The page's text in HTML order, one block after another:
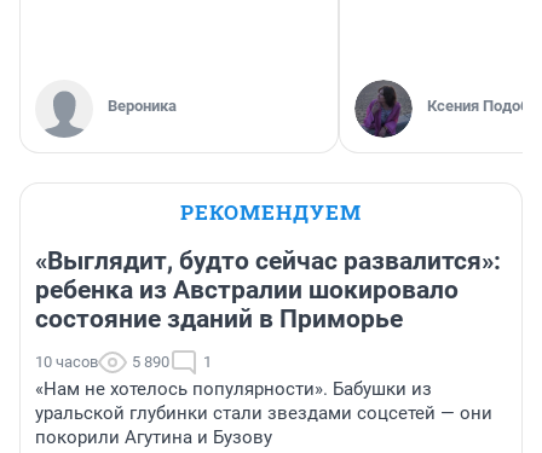
Вероника Ксения
РЕКОМЕНДУЕМ
«Выглядит, будто сейчас развалится»:
ребенка из Австралии шокировало
состояние зданий в Приморье
10 часов 5 890 1
«Нам не хотелось популярности». Бабушки из
уральской глубинки стали звездами соцсетей — они
покорили Агутина и Бузову